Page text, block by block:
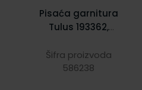
Pisaća garnitura
Tulus 193362,
olovka
Šifra proizvoda
586238